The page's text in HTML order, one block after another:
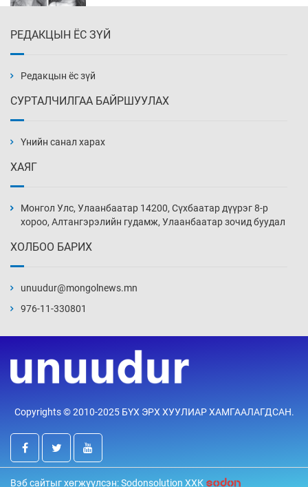
Уржигдар 14 цаг 00 мин
нэмэгджээ
Уржигдар 13 цаг 30 мин
Уржигдар 13 цаг 00 мин
Уржигдар 12 цаг 30 мин
үйлчилж буй гэв
Уржигдар 12 цаг 00 мин
“Туул усан цогцолбор”-ын ТЭЗҮ-ийг
РЕДАКЦЫН ЁС ЗҮЙ
Редакцын ёс зүй
СУРТАЛЧИЛГАА БАЙРШУУЛАХ
Үнийн санал харах
ХАЯГ
Монгол Улс, Улаанбаатар 14200, Сүхбаатар дүүрэг 8-р
хороо, Алтангэрэлийн гудамж, Улаанбаатар зочид буудал
ХОЛБОО БАРИХ
unuudur@mongolnews.mn
976-11-330801
Copyrights © 2010-2025 БҮХ ЭРХ ХУУЛИАР ХАМГААЛАГДСАН.
Вэб сайтыг хөгжүүлсэн: Sodonsolution ХХК